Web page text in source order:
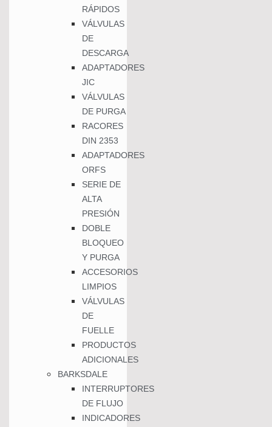
RÁPIDOS
VÁLVULAS
DE
DESCARGA
ADAPTADORES
JIC
VÁLVULAS
DE PURGA
RACORES
DIN 2353
ADAPTADORES
ORFS
SERIE DE
ALTA
PRESIÓN
DOBLE
BLOQUEO
Y PURGA
ACCESORIOS
LIMPIOS
VÁLVULAS
DE
FUELLE
PRODUCTOS
ADICIONALES
BARKSDALE
INTERRUPTORES
DE FLUJO
INDICADORES